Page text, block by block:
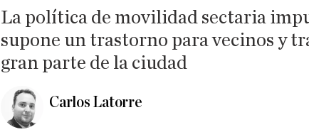
La política de movilidad sectaria
supone un trastorno para vecinos y
gran parte de la ciudad
Carlos Latorre